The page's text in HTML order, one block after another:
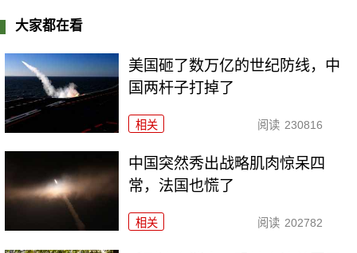
大家都在看
美国砸了数万亿的世纪防线，中
国两杆子打掉了
相关 阅读 230816
中国突然秀出战略肌肉惊呆四
常，法国也慌了
相关 阅读 202782